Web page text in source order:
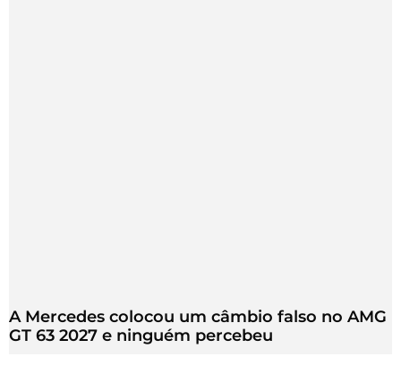
A Mercedes colocou um câmbio falso no AMG
GT 63 2027 e ninguém percebeu